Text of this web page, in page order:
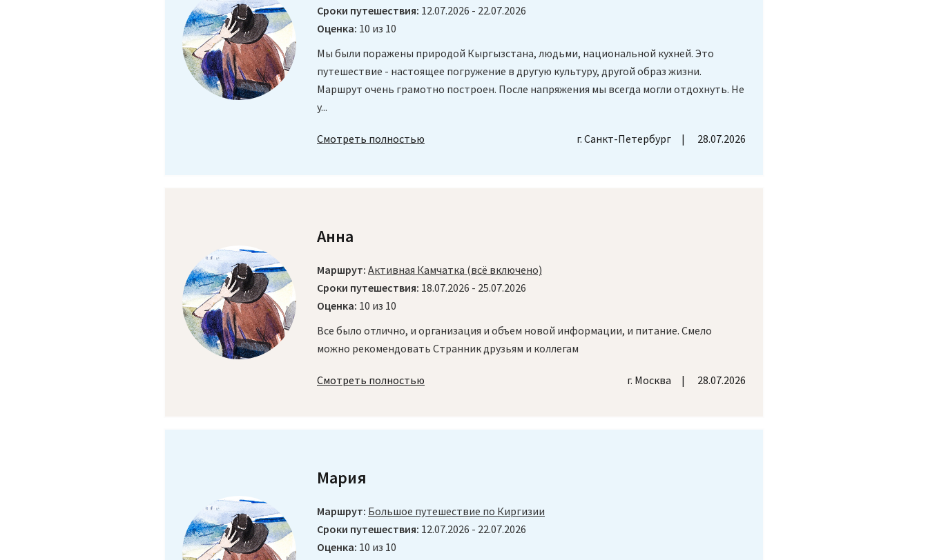
Сроки путешествия: 12.07.2026 - 22.07.2026
Оценка: 10 из 10
Мы были поражены природой Кыргызстана, людьми, национальной кухней. Это
путешествие - настоящее погружение в другую культуру, другой образ жизни.
Маршрут очень грамотно построен. После напряжения мы всегда могли отдохнуть. Не
у...
Смотреть полностью г. Санкт-Петербург 28.07.2026
Анна
Маршрут: Активная Камчатка (всё включено)
Сроки путешествия: 18.07.2026 - 25.07.2026
Оценка: 10 из 10
Все было отлично, и организация и объем новой информации, и питание. Смело
можно рекомендовать Странник друзьям и коллегам
Смотреть полностью г. Москва 28.07.2026
Мария
Маршрут: Большое путешествие по Киргизии
Сроки путешествия: 12.07.2026 - 22.07.2026
Оценка: 10 из 10